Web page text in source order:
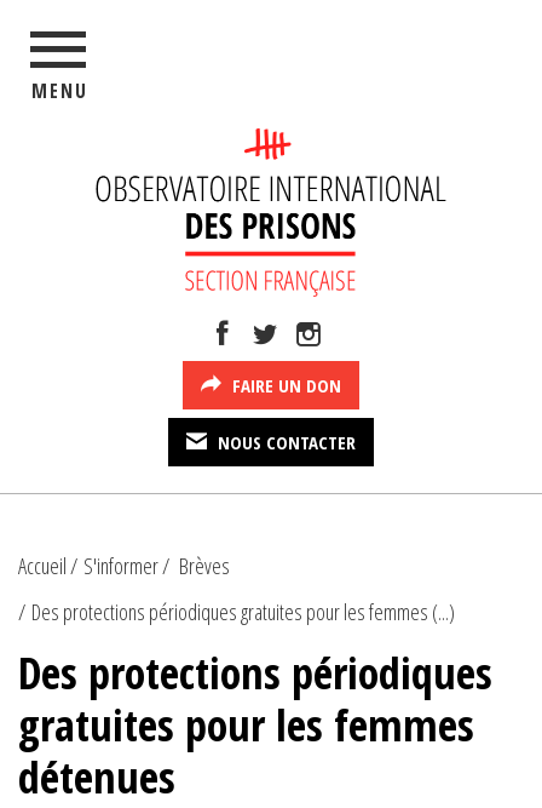
MENU
FAIRE UN DON
NOUS CONTACTER
Accueil S'informer
Brèves
Des protections périodiques gratuites pour les femmes (...)
Des protections périodiques
gratuites pour les femmes
détenues